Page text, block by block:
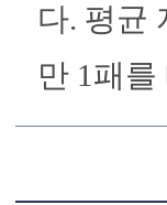
다. 평균
만 1패